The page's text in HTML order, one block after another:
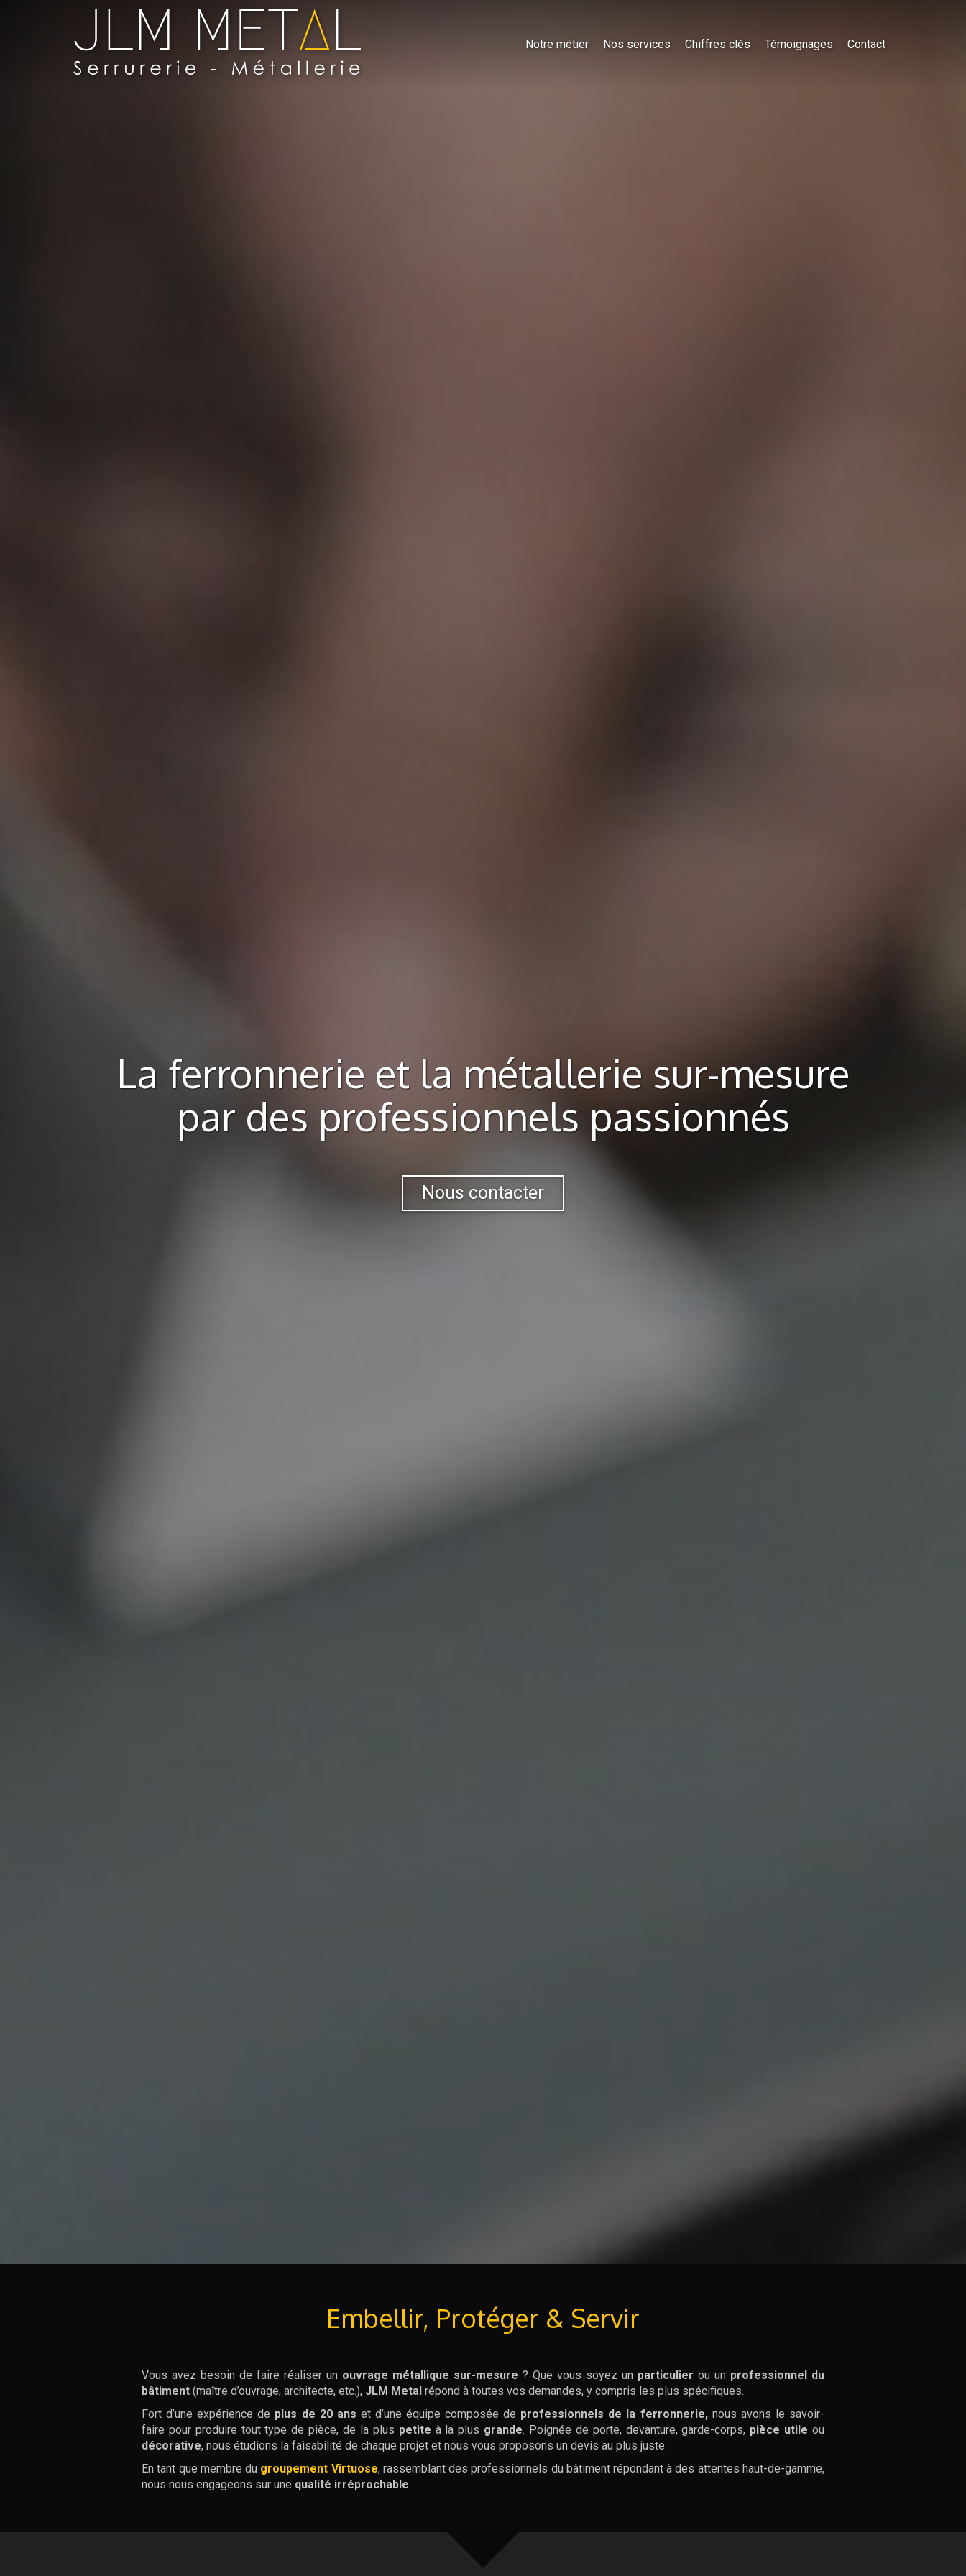
Notre métier Nos services Chiffres clés Témoignages Contact
La ferronnerie et la métallerie sur-mesure
par des professionnels passionnés
Nous contacter
Embellir, Protéger & Servir
Vous avez besoin de faire réaliser un ouvrage métallique sur-mesure ? Que vous soyez un particulier ou un professionnel du
bâtiment (maître d’ouvrage, architecte, etc.), JLM Metal répond à toutes vos demandes, y compris les plus spécifiques.
Fort d’une expérience de plus de 20 ans et d’une équipe composée de professionnels de la ferronnerie, nous avons le savoir-
faire pour produire tout type de pièce, de la plus petite à la plus grande. Poignée de porte, devanture, garde-corps, pièce utile ou
décorative, nous étudions la faisabilité de chaque projet et nous vous proposons un devis au plus juste.
En tant que membre du groupement Virtuose, rassemblant des professionnels du bâtiment répondant à des attentes haut-de-gamme,
nous nous engageons sur une qualité irréprochable.